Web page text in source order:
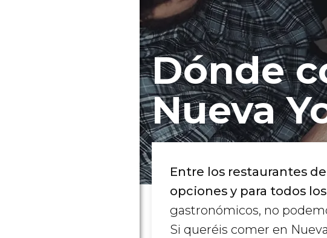
Dónde
Nueva
Entre los restaurantes
opciones y para todos
gastronómicos, no
Si queréis comer en